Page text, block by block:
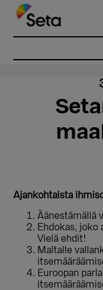
Hyppää
pääsisältöön
Ajankohtaista
Äänestämällä
Ehdokas, joko
Vielä ehdit!
Maltalle
Euroopan